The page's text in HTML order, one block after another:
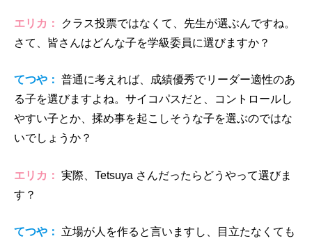
エリカ：
クラス投票ではなくて、先生が選ぶんですね。
さて、皆さんはどんな子を学級委員に選びますか？
てつや： 普通に考えれば、成績優秀でリーダー適性のあ
る子を選びますよね。サイコパスだと、コントロールし
やすい子とか、揉め事を起こしそうな子を選ぶのではな
いでしょうか？
エリカ： 実際、Tetsuya さんだったらどうやって選びま
す？
てつや： 立場が人を作ると言いますし、目立たなくても